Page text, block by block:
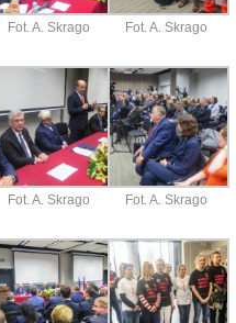
Fot. A. Skrago Fot. A. Skrago
Fot. A. Skrago Fot. A. Skrago